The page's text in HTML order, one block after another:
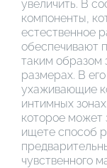
увеличить. В
компоненты,
естественное
обеспечивают
таким образом
размерах. В
ухаживающие
интимных
которое может
ищете способ
чувственного